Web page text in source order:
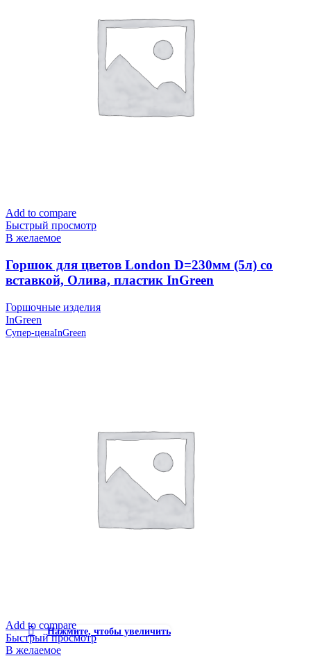
Нажмите, чтобы увеличить
Add to compare
Быстрый просмотр
В желаемое
Горшок для цветов London D=230мм (5л) со
вставкой, Олива, пластик InGreen
Горшочные изделия
InGreen
Супер-ценаInGreen
Add to compare
Быстрый просмотр
В желаемое